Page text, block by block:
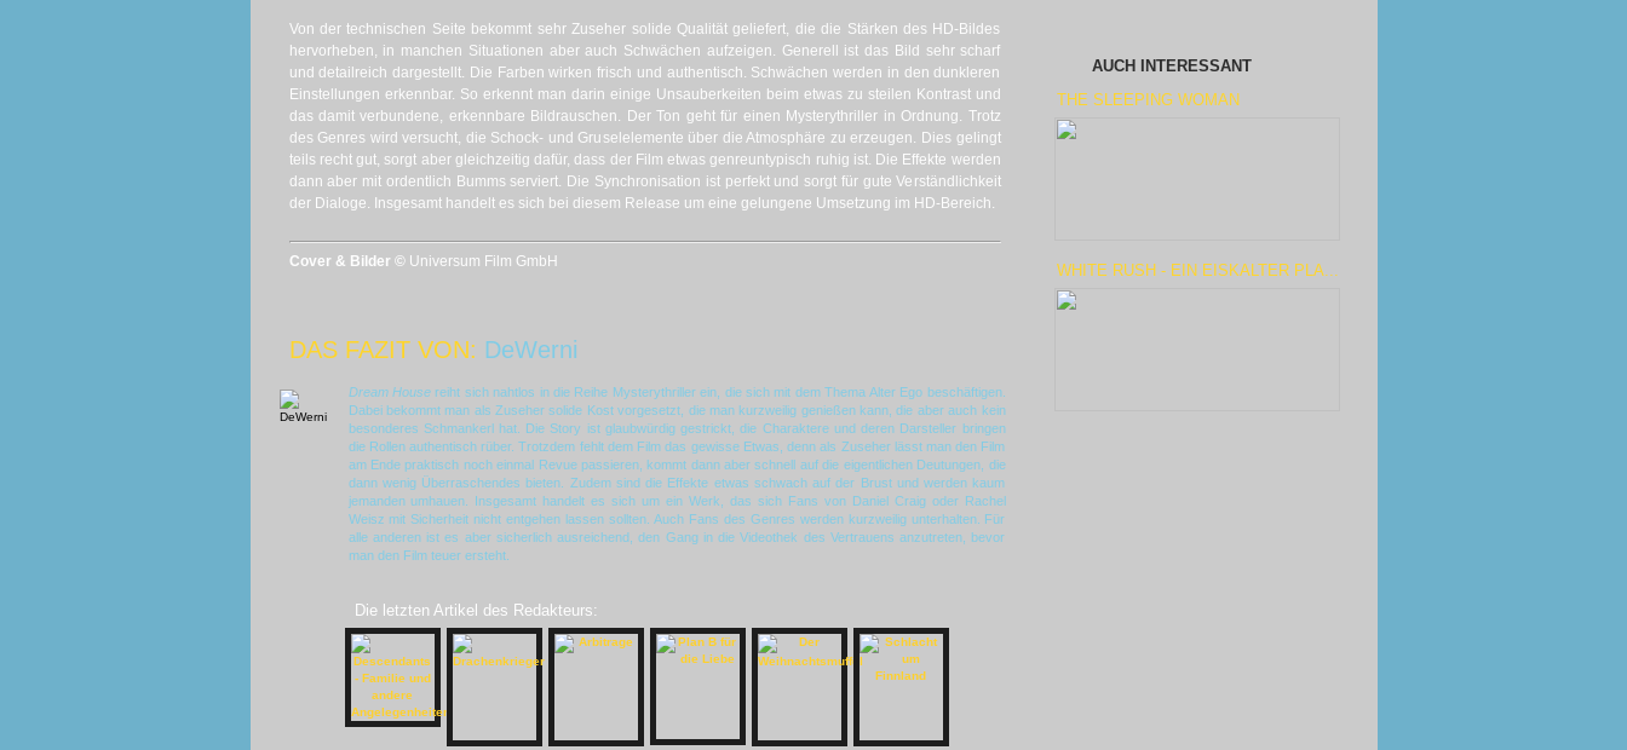
Von der technischen Seite bekommt sehr Zuseher solide Qualität geliefert, die die Stärken des HD-Bildes
hervorheben, in manchen Situationen aber auch Schwächen aufzeigen. Generell ist das Bild sehr scharf
und detailreich dargestellt. Die Farben wirken frisch und authentisch. Schwächen werden in den dunkleren
Einstellungen erkennbar. So erkennt man darin einige Unsauberkeiten beim etwas zu steilen Kontrast und
das damit verbundene, erkennbare Bildrauschen. Der Ton geht für einen Mysterythriller in Ordnung. Trotz
des Genres wird versucht, die Schock- und Gruselelemente über die Atmosphäre zu erzeugen. Dies gelingt
teils recht gut, sorgt aber gleichzeitig dafür, dass der Film etwas genreuntypisch ruhig ist. Die Effekte werden
dann aber mit ordentlich Bumms serviert. Die Synchronisation ist perfekt und sorgt für gute Verständlichkeit
der Dialoge. Insgesamt handelt es sich bei diesem Release um eine gelungene Umsetzung im HD-Bereich.
Cover & Bilder © Universum Film GmbH
DAS FAZIT VON: DeWerni
Dream Housereiht sich nahtlos in die Reihe Mysterythriller ein, die sich mit dem Thema Alter Ego beschäftigen.
Dabei bekommt man als Zuseher solide Kost vorgesetzt, die man kurzweilig genießen kann, die aber auch kein
besonderes Schmankerl hat. Die Story ist glaubwürdig gestrickt, die Charaktere und deren Darsteller bringen
die Rollen authentisch rüber. Trotzdem fehlt dem Film das gewisse Etwas, denn als Zuseher lässt man den Film
am Ende praktisch noch einmal Revue passieren, kommt dann aber schnell auf die eigentlichen Deutungen, die
dann wenig Überraschendes bieten. Zudem sind die Effekte etwas schwach auf der Brust und werden kaum
jemanden umhauen. Insgesamt handelt es sich um ein Werk, das sich Fans von Daniel Craig oder Rachel
Weisz mit Sicherheit nicht entgehen lassen sollten. Auch Fans des Genres werden kurzweilig unterhalten. Für
alle anderen ist es aber sicherlich ausreichend, den Gang in die Videothek des Vertrauens anzutreten, bevor
man den Film teuer ersteht.
Die letzten Artikel des Redakteurs:
AUCH INTERESSANT
THE SLEEPING WOMAN
WHITE RUSH - EIN EISKALTER PLA...